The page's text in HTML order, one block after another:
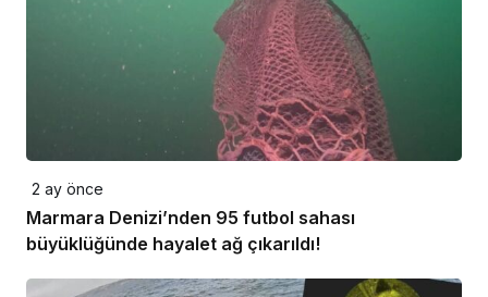
2 ay önce
Marmara Denizi’nden 95 futbol sahası
büyüklüğünde hayalet ağ çıkarıldı!